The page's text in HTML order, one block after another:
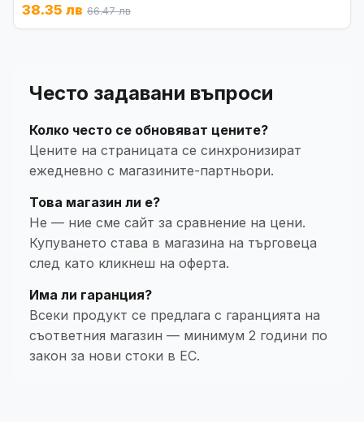
38.35 лв 66.47 лв
Често задавани въпроси
Колко често се обновяват цените?
Цените на страницата се синхронизират
ежедневно с магазините-партньори.
Това магазин ли е?
Не — ние сме сайт за сравнение на цени.
Купуването става в магазина на търговеца
след като кликнеш на оферта.
Има ли гаранция?
Всеки продукт се предлага с гаранцията на
съответния магазин — минимум 2 години по
закон за нови стоки в ЕС.